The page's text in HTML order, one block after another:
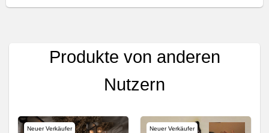
Produkte von anderen
Nutzern
Neuer Verkäufer Neuer Verkäufer